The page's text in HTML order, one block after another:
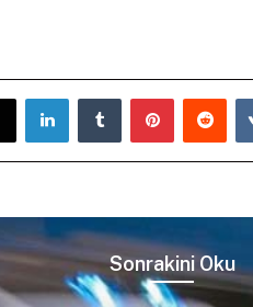
LinkedInTumblr Pinterest
Sonrakini Oku